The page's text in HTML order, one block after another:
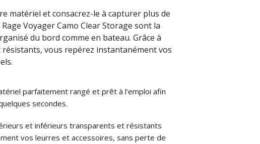
matériel et consacrez-le à capturer plus de
Voyager Camo Clear Storage sont la
du bord comme en bateau. Grâce à
vous repérez instantanément vos
parfaitement rangé et prêt à l’emploi afin
secondes.
et inférieurs transparents et résistants
vos leurres et accessoires, sans perte de